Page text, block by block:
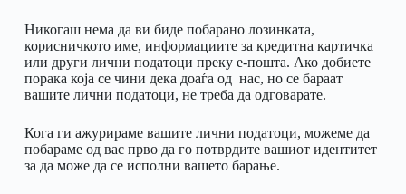
Никогаш нема да ви биде побарано лозинката,
корисничкото име, информациите за кредитна картичка
или други лични податоци преку е-пошта. Ако добиете
порака која се чини дека доаѓа од нас, но се бараат
вашите лични податоци, не треба да одговарате.
Кога ги ажурираме вашите лични податоци, можеме да
побараме од вас прво да го потврдите вашиот идентитет
за да може да се исполни вашето барање.